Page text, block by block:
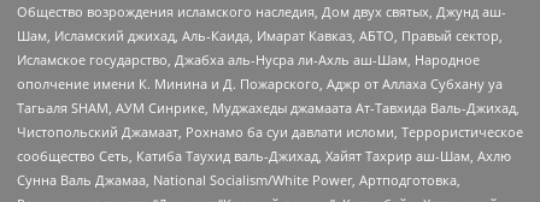
Общество возрождения исламского наследия, Дом двух святых, Джунд аш-
Шам, Исламский джихад, Аль-Каида, Имарат Кавказ, АБТО, Правый сектор,
Исламское государство, Джабха аль-Нусра ли-Ахль аш-Шам, Народное
ополчение имени К. Минина и Д. Пожарского, Аджр от Аллаха Субхану уа
Тагьаля SHAM, АУМ Синрике, Муджахеды джамаата Ат-Тавхида Валь-Джихад,
Чистопольский Джамаат, Рохнамо ба суи давлати исломи, Террористическое
сообщество Сеть, Катиба Таухид валь-Джихад, Хайят Тахрир аш-Шам, Ахлю
Сунна Валь Джамаа, National Socialism/White Power, Артподготовка,